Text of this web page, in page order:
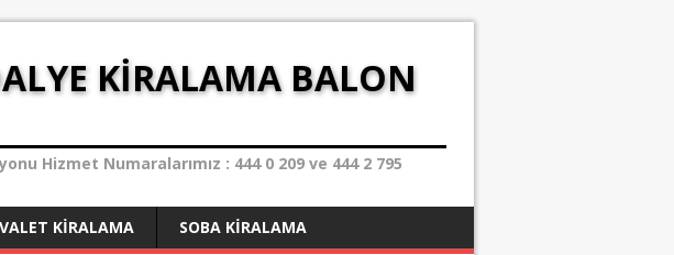
KIRALAMA BALON
Hizmet Numaralarımız : 444 0 209 ve 444 2 795
KIRALAMA SOBA KIRALAMA